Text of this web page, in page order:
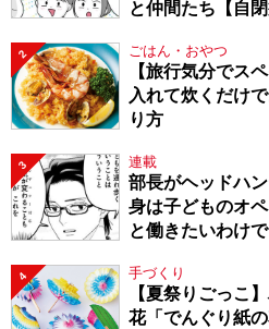
と仲間たち【自
2 ごはん・おやつ
【旅行気分でス
入れて炊くだけ
り方
3 連載
部長がヘッドハ
身は子どものオ
と働きたいわけ
4 手づくり
【夏祭りごっこ
花「でんぐり紙